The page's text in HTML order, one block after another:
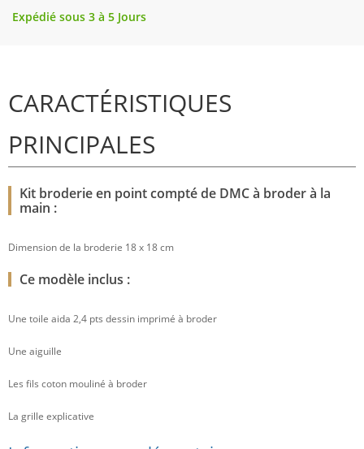
Expédié sous 3 à 5 Jours
CARACTÉRISTIQUES
PRINCIPALES
Kit broderie en point compté de DMC à broder à la
main :
Dimension de la broderie 18 x 18 cm
Ce modèle inclus :
Une toile aida 2,4 pts dessin imprimé à broder
Une aiguille
Les fils coton mouliné à broder
La grille explicative